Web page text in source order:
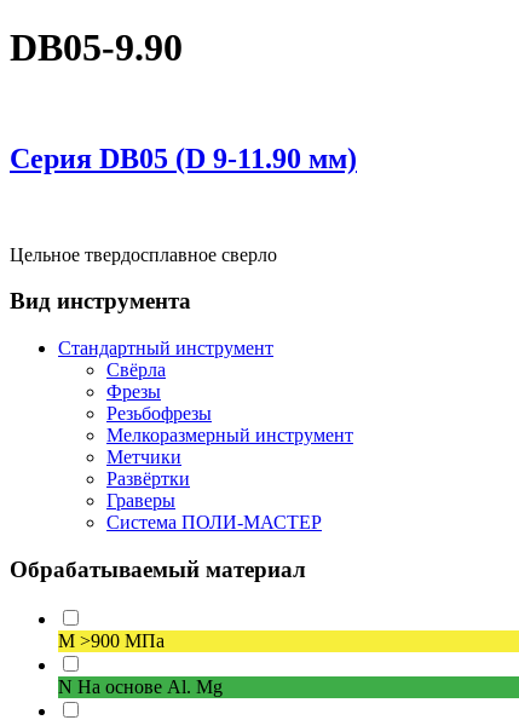
DB05-9.90
Серия DВ05 (D 9-11.90 мм)
Цельное твердосплавное сверло
Вид инструмента
Стандартный инструмент
Свёрла
Фрезы
Резьбофрезы
Мелкоразмерный инструмент
Метчики
Развёртки
Граверы
Система ПОЛИ-МАСТЕР
Обрабатываемый материал
M >900 МПа
N На основе Al. Mg